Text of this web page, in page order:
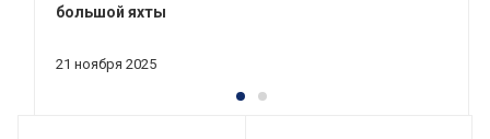
21 ноября 2025
большой яхты